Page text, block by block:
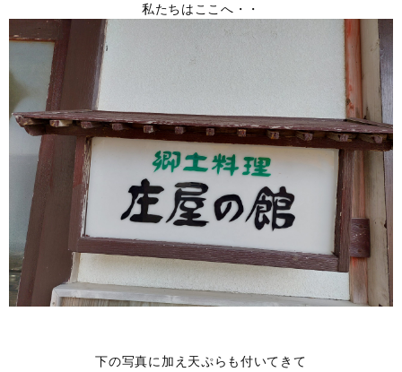
私たちはここへ・・
下の写真に加え天ぷらも付いてきて